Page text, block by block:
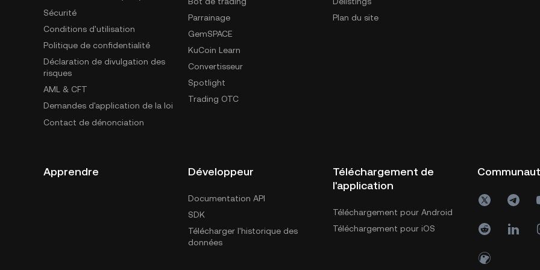
Sécurité
Conditions d'utilisation
Politique de confidentialité
Déclaration de divulgation des
risques
AML & CFT
Demandes d'application de la loi
Contact de dénonciation
Parrainage
GemSPACE
KuCoin Learn
Convertisseur
Spotlight
Trading OTC
Plan du site
Apprendre Développeur
Documentation API
SDK
Télécharger l'historique des
données
Téléchargement de
l'application
Téléchargement pour Android
Téléchargement pour iOS